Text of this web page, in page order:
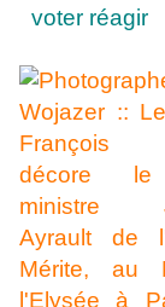
voter réagir